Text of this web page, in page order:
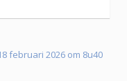
februari 2026 om 8u40